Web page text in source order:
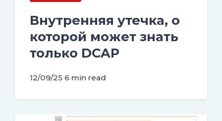
Внутренняя утечка, о
которой может знать
только DCAP
12/09/25 6 min read